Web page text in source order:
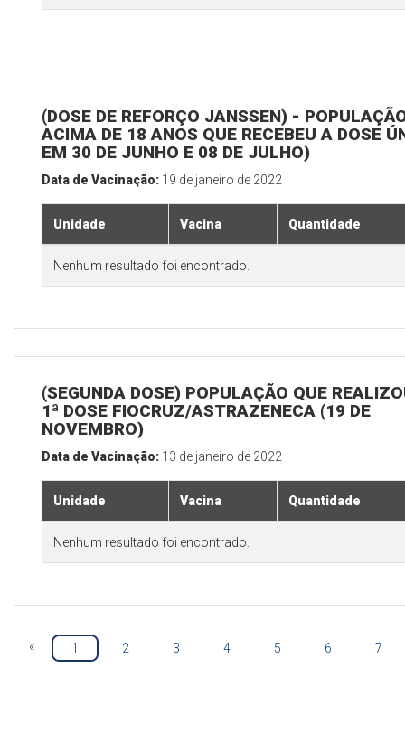
(DOSE DE REFORÇO JANSSEN) -
ACIMA DE 18 ANOS QUE RECEBEU A DOSE
EM 30 DE JUNHO E 08 DE JULHO)
Data de Vacinação: 19 de janeiro de 2022
Unidade Vacina Quantidade
Nenhum resultado foi encontrado.
(SEGUNDA DOSE) POPULAÇÃO QUE
1ª DOSE FIOCRUZ/ASTRAZENECA (19 DE
NOVEMBRO)
Data de Vacinação: 13 de janeiro de 2022
Unidade Vacina Quantidade
Nenhum resultado foi encontrado.
« 1 2 3 4 5 6 7